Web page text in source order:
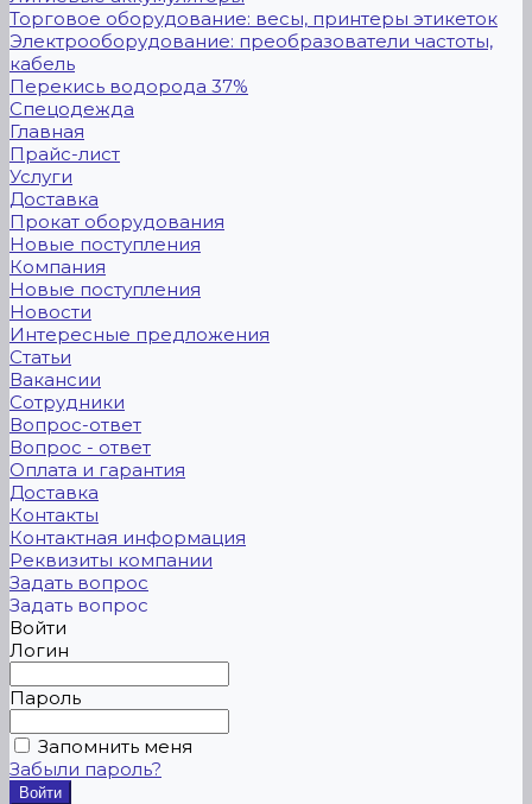
Торговое оборудование: весы, принтеры этикеток
Электрооборудование: преобразователи частоты,
кабель
Перекись водорода 37%
Спецодежда
Главная
Прайс-лист
Услуги
Доставка
Прокат оборудования
Новые поступления
Компания
Новые поступления
Новости
Интересные предложения
Статьи
Вакансии
Сотрудники
Вопрос-ответ
Вопрос - ответ
Оплата и гарантия
Доставка
Контакты
Контактная информация
Реквизиты компании
Задать вопрос
Задать вопрос
Войти
Логин
Пароль
Запомнить меня
Забыли пароль?